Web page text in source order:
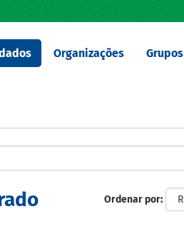
Organizações Grupos
Ordenar por